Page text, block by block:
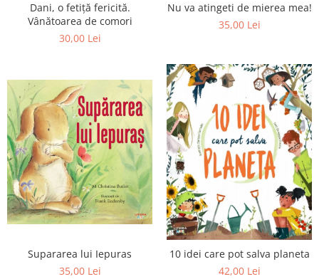
Dani, o fetiță fericită.
Vânătoarea de comori
30,00 Lei
Nu va atingeti de mierea mea!
35,00 Lei
Supararea lui Iepuras
35,00 Lei
10 idei care pot salva planeta
42,00 Lei